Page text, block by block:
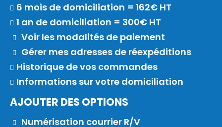
6 mois de domiciliation = 162€ HT
1 an de domiciliation = 300€ HT
Voir les modalités de paiement
Gérer mes adresses de réexpéditions
Historique de vos commandes
Informations sur votre domiciliation
AJOUTER DES OPTIONS
Numérisation courrier R/V